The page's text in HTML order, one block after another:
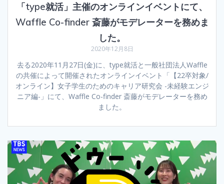
「type就活」主催のオンラインイベントにて、
Waffle Co-finder 斎藤がモデレーターを務めま
した。
2020年12月8日
去る2020年11月27日(金)に、type就活と一般社団法人Waffle
の共催によって開催されたオンラインイベント「【22卒対象/
オンライン】女子学生のためのキャリア研究会 -未経験エンジ
ニア編-」にて、Waffle Co-finder 斎藤がモデレーターを務め
ました。